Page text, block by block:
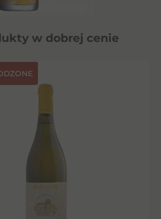
w dobrej cenie